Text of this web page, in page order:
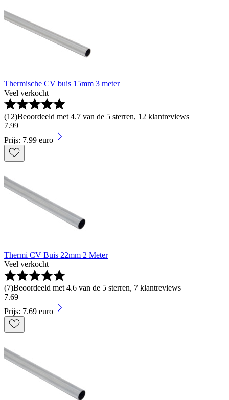
Thermische CV buis 15mm 3 meter
Veel verkocht
(12)Beoordeeld met 4.7 van de 5 sterren, 12 klantreviews
7.99
Prijs: 7.99 euro
Thermi CV Buis 22mm 2 Meter
Veel verkocht
(7)Beoordeeld met 4.6 van de 5 sterren, 7 klantreviews
7.69
Prijs: 7.69 euro